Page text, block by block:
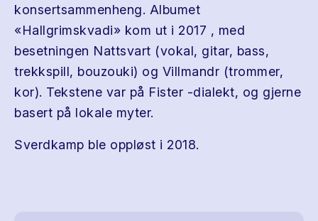
konsertsammenheng. Albumet
«Hallgrimskvadi» kom ut i 2017 , med
besetningen Nattsvart (vokal, gitar, bass,
trekkspill, bouzouki) og Villmandr (trommer,
kor). Tekstene var på Fister -dialekt, og gjerne
basert på lokale myter.
Sverdkamp ble oppløst i 2018.